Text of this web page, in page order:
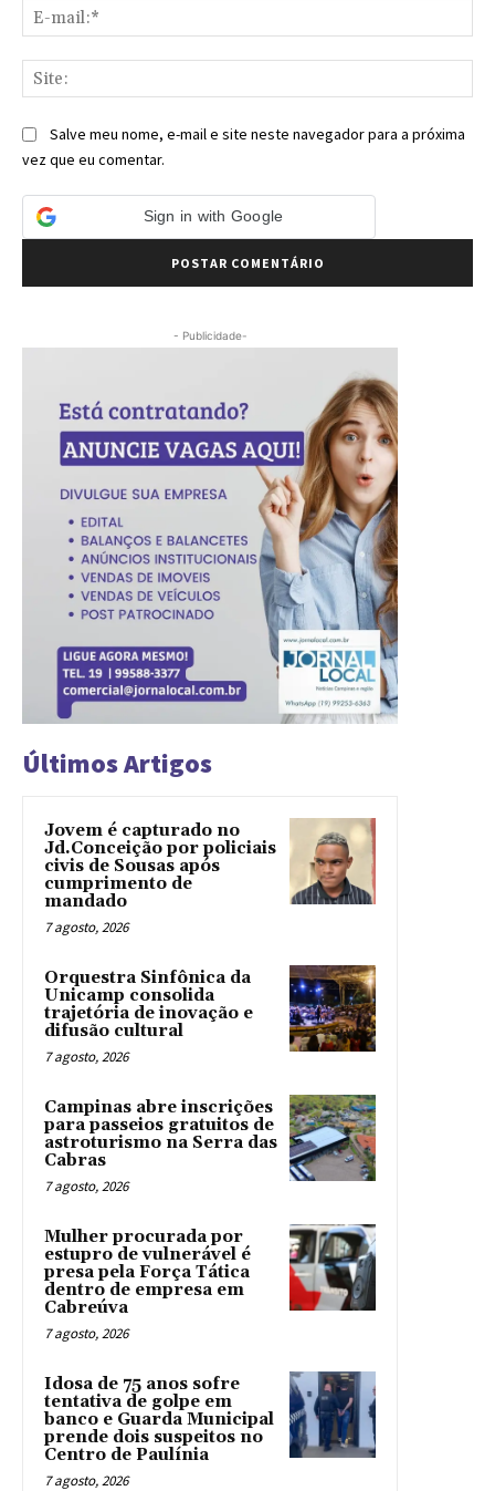
Salve meu nome, e-mail e site neste navegador para a próxima
vez que eu comentar.
Sign in with Google
- Publicidade-
Últimos Artigos
Jovem é capturado no
Jd.Conceição por policiais
civis de Sousas após
cumprimento de
mandado
7 agosto, 2026
Orquestra Sinfônica da
Unicamp consolida
trajetória de inovação e
difusão cultural
7 agosto, 2026
Campinas abre inscrições
para passeios gratuitos de
astroturismo na Serra das
Cabras
7 agosto, 2026
Mulher procurada por
estupro de vulnerável é
presa pela Força Tática
dentro de empresa em
Cabreúva
7 agosto, 2026
Idosa de 75 anos sofre
tentativa de golpe em
banco e Guarda Municipal
prende dois suspeitos no
Centro de Paulínia
7 agosto, 2026